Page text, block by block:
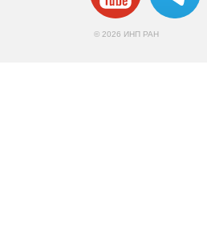
© 2026 ИНП РАН